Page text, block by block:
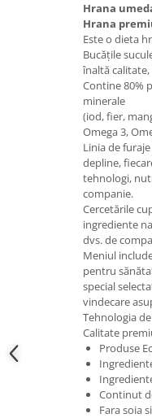
Hrana
Hrana
Este o dieta
Bucățile
înaltă
Contine 80%
minerale
(iod, fier,
Omega 3,
Linia de
depline,
tehnologi,
companie.
Cercetările
ingrediente
dvs. de
Meniul
pentru
special
vindecare
Tehnologia
Calitate
Produse
Continut
Fara soia